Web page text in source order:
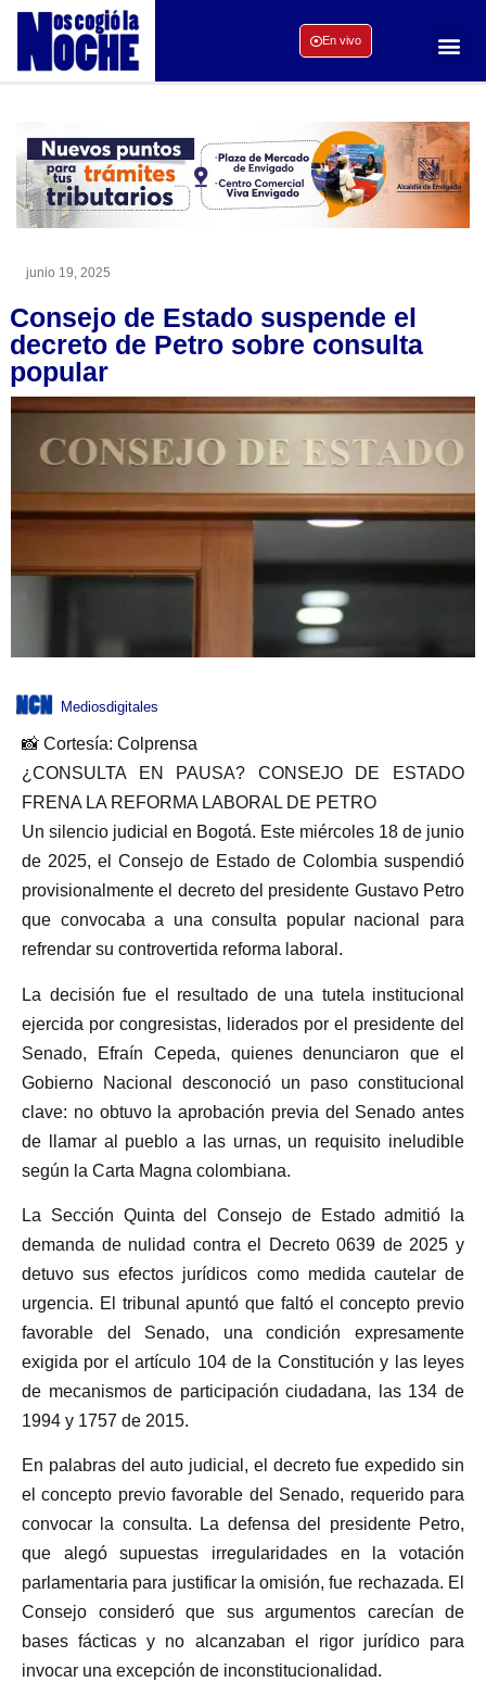
En vivo
junio 19, 2025
Consejo de Estado suspende el
decreto de Petro sobre consulta
popular
Mediosdigitales
📸 Cortesía: Colprensa
¿CONSULTA EN PAUSA? CONSEJO DE ESTADO
FRENA LA REFORMA LABORAL DE PETRO
Un silencio judicial en Bogotá. Este miércoles 18 de junio
de 2025, el Consejo de Estado de Colombia suspendió
provisionalmente el decreto del presidente Gustavo Petro
que convocaba a una consulta popular nacional para
refrendar su controvertida reforma laboral.
La decisión fue el resultado de una tutela institucional
ejercida por congresistas, liderados por el presidente del
Senado, Efraín Cepeda, quienes denunciaron que el
Gobierno Nacional desconoció un paso constitucional
clave: no obtuvo la aprobación previa del Senado antes
de llamar al pueblo a las urnas, un requisito ineludible
según la Carta Magna colombiana.
La Sección Quinta del Consejo de Estado admitió la
demanda de nulidad contra el Decreto 0639 de 2025 y
detuvo sus efectos jurídicos como medida cautelar de
urgencia. El tribunal apuntó que faltó el concepto previo
favorable del Senado, una condición expresamente
exigida por el artículo 104 de la Constitución y las leyes
de mecanismos de participación ciudadana, las 134 de
1994 y 1757 de 2015.
En palabras del auto judicial, el decreto fue expedido sin
el concepto previo favorable del Senado, requerido para
convocar la consulta. La defensa del presidente Petro,
que alegó supuestas irregularidades en la votación
parlamentaria para justificar la omisión, fue rechazada. El
Consejo consideró que sus argumentos carecían de
bases fácticas y no alcanzaban el rigor jurídico para
invocar una excepción de inconstitucionalidad.